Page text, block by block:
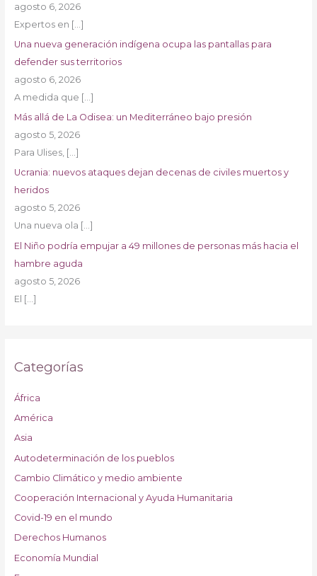
agosto 6, 2026
Expertos en […]
Una nueva generación indígena ocupa las pantallas para
defender sus territorios
agosto 6, 2026
A medida que […]
Más allá de La Odisea: un Mediterráneo bajo presión
agosto 5, 2026
Para Ulises, […]
Ucrania: nuevos ataques dejan decenas de civiles muertos y
heridos
agosto 5, 2026
Una nueva ola […]
El Niño podría empujar a 49 millones de personas más hacia el
hambre aguda
agosto 5, 2026
El […]
Categorías
África
América
Asia
Autodeterminación de los pueblos
Cambio Climático y medio ambiente
Cooperación Internacional y Ayuda Humanitaria
Covid-19 en el mundo
Derechos Humanos
Economía Mundial